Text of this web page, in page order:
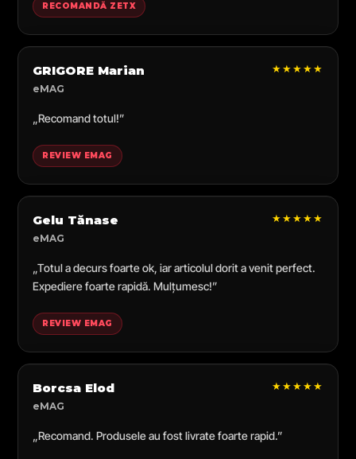
RECOMANDĂ ZETX
GRIGORE Marian
eMAG
★★★★★
„Recomand totul!”
REVIEW EMAG
Gelu Tănase
eMAG
★★★★★
„Totul a decurs foarte ok, iar articolul dorit a venit perfect.
Expediere foarte rapidă. Mulțumesc!”
REVIEW EMAG
Borcsa Elod
eMAG
★★★★★
„Recomand. Produsele au fost livrate foarte rapid.”